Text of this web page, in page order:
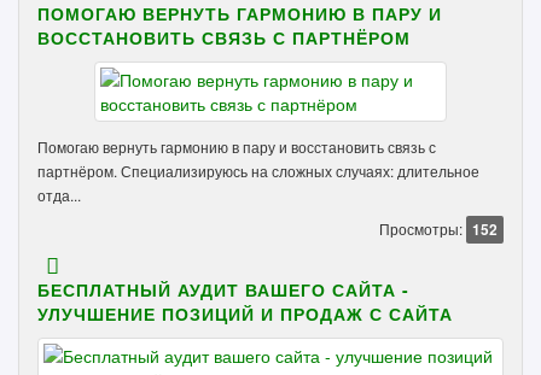
ПОМОГАЮ ВЕРНУТЬ ГАРМОНИЮ В ПАРУ И
ВОССТАНОВИТЬ СВЯЗЬ С ПАРТНЁРОМ
Помогаю вернуть гармонию в пару и восстановить связь с
партнёром. Специализируюсь на сложных случаях: длительное
отда...
Просмотры: 152
БЕСПЛАТНЫЙ АУДИТ ВАШЕГО САЙТА -
УЛУЧШЕНИЕ ПОЗИЦИЙ И ПРОДАЖ С САЙТА